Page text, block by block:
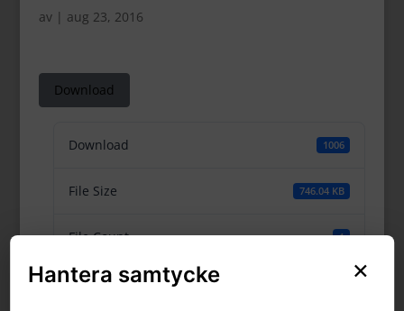
av | aug 23, 2016
Download
Download 1006
File Size 746.04 KB
File Count 1
Create Date ×
Hantera samtycke